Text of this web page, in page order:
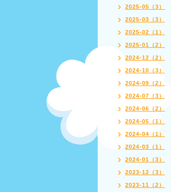
2025-05（3）
2025-03（3）
2025-02（1）
2025-01（2）
2024-12（2）
2024-10（3）
2024-09（2）
2024-07（3）
2024-06（2）
2024-05（1）
2024-04（1）
2024-03（1）
2024-01（3）
2023-12（3）
2023-11（2）